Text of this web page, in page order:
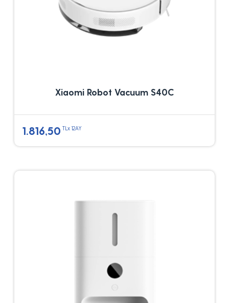
Xiaomi Robot Vacuum S40C
1.816,50 TLx 12AY